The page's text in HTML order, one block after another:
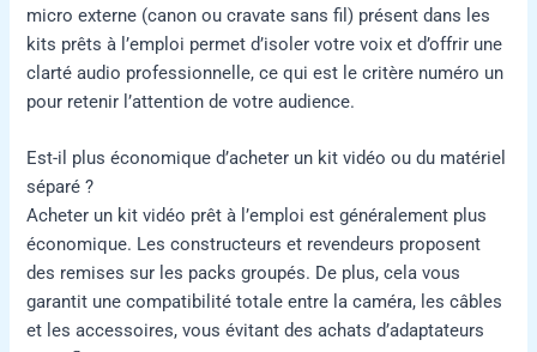
micro externe (canon ou cravate sans fil) présent dans les
kits prêts à l’emploi permet d’isoler votre voix et d’offrir une
clarté audio professionnelle, ce qui est le critère numéro un
pour retenir l’attention de votre audience.
Est-il plus économique d’acheter un kit vidéo ou du matériel
séparé ?
Acheter un kit vidéo prêt à l’emploi est généralement plus
économique. Les constructeurs et revendeurs proposent
des remises sur les packs groupés. De plus, cela vous
garantit une compatibilité totale entre la caméra, les câbles
et les accessoires, vous évitant des achats d’adaptateurs